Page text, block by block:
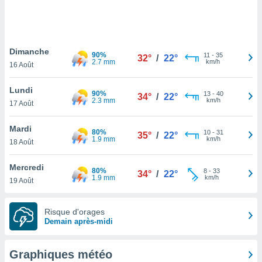
pas
de
à
cas,
que
sur le
et que
Dimanche
16 Août
90%
2.7 mm
32° / 22° 11 - 35
km/h
Lundi
17 Août
90%
2.3 mm
34° / 22° 13- 40
km/h
Mardi
18 Août
80%
1.9 mm
35° / 22° 10- 31
km/h
Mercredi
19 Août
80%
1.9 mm
34° / 22° 8- 33
km/h
Risque d'orages
Demain après-midi
Graphiques météo